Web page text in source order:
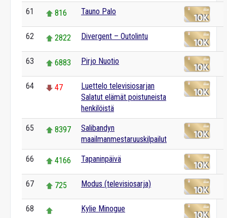
61 816 Tauno Palo
62 2822 Divergent – Outolintu
63 6883 Pirjo Nuotio
64 47
Luettelo televisiosarjan
Salatut elämät poistuneista
henkilöistä
65 8397
Salibandyn
maailmanmestaruuskilpailut
66 4166 Tapaninpäivä
67 725 Modus (televisiosarja)
68
Kylie Minogue